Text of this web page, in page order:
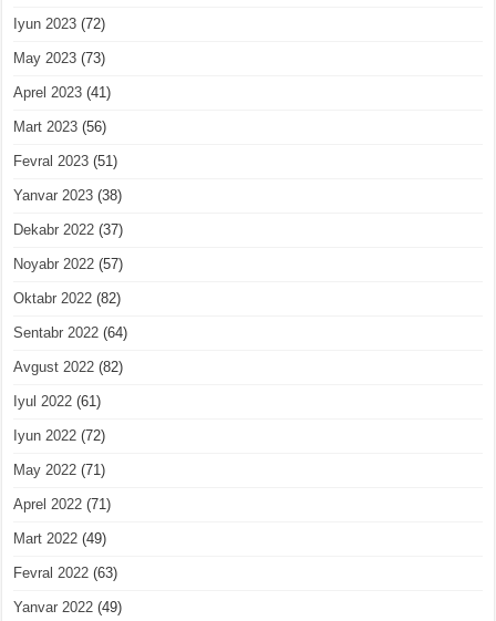
Iyun 2023 (72)
May 2023 (73)
Aprel 2023 (41)
Mart 2023 (56)
Fevral 2023 (51)
Yanvar 2023 (38)
Dekabr 2022 (37)
Noyabr 2022 (57)
Oktabr 2022 (82)
Sentabr 2022 (64)
Avgust 2022 (82)
Iyul 2022 (61)
Iyun 2022 (72)
May 2022 (71)
Aprel 2022 (71)
Mart 2022 (49)
Fevral 2022 (63)
Yanvar 2022 (49)